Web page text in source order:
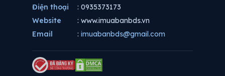
Điện thoại
: 0935373173
Website
: www.imuabanbds.vn
Email
: imuabanbds@gmail.com